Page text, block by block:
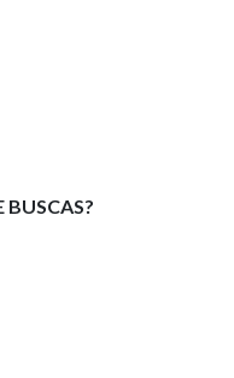
política de
imaxe:
BUSCAS?